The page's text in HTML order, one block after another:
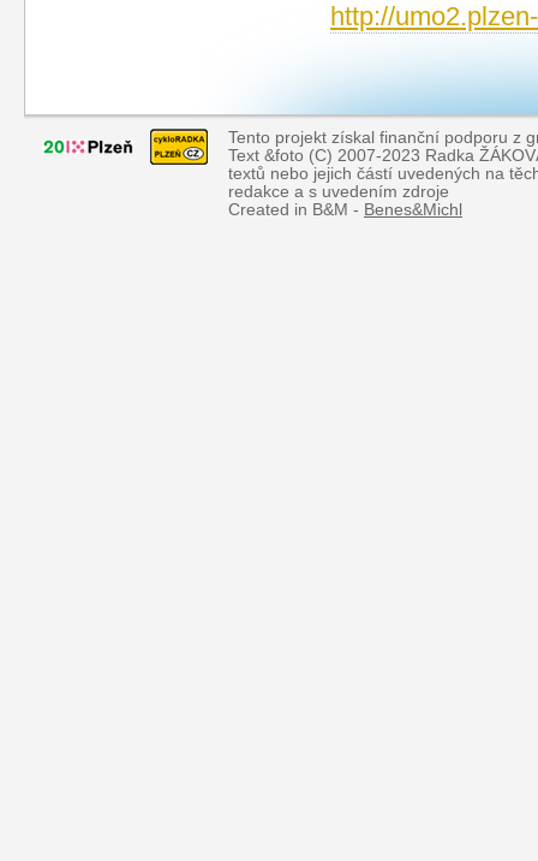
http://
Tento projekt získal finanční podporu z
Text &foto (C) 2007-2023 Radka
textů nebo jejich částí uvedených na
redakce a s uvedením zdroje
Created in B&M - Benes&Michl